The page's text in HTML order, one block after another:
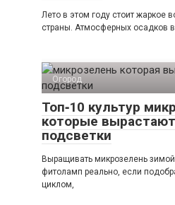
Лето в этом году стоит жаркое
страны. Атмосферных осадков
Огород
Топ‑10 культур
которые
подсветки
Выращивать микрозелень
фитоламп реально, если
циклом,